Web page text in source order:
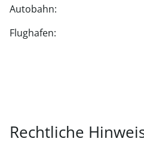
Autobahn:
Flughafen:
Rechtliche